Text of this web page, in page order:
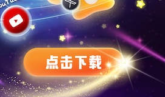
雷轰加速官网
2023免费加速神器
老王vp官网
连lets加速器
outline
推荐